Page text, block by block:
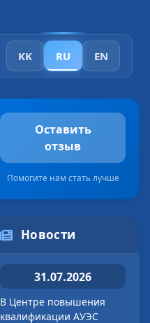
KK RU EN
Оставить
отзыв
Помогите нам стать лучше
Новости
31.07.2026
В Центре повышения
квалификации АУЭС